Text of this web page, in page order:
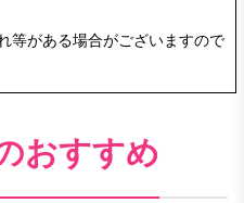
等がある場合がございますので
おすすめ